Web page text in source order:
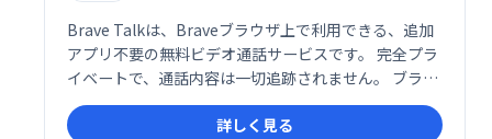
Brave Talkは、Braveブラウザ上で利用できる、追加
アプリ不要の無料ビデオ通話サービスです。 完全プラ
イベートで、通話内容は一切追跡されません。 ブラウ
ザだけで手軽に、安心してビデオ通話をお楽しみくだ
さい。
詳しく見る